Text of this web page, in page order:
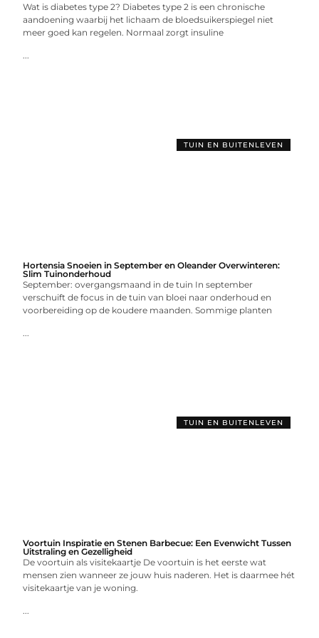
Wat is diabetes type 2? Diabetes type 2 is een chronische
aandoening waarbij het lichaam de bloedsuikerspiegel niet
meer goed kan regelen. Normaal zorgt insuline
...
TUIN EN BUITENLEVEN
Hortensia Snoeien in September en Oleander Overwinteren:
Slim Tuinonderhoud
September: overgangsmaand in de tuin In september
verschuift de focus in de tuin van bloei naar onderhoud en
voorbereiding op de koudere maanden. Sommige planten
...
TUIN EN BUITENLEVEN
Voortuin Inspiratie en Stenen Barbecue: Een Evenwicht Tussen
Uitstraling en Gezelligheid
De voortuin als visitekaartje De voortuin is het eerste wat
mensen zien wanneer ze jouw huis naderen. Het is daarmee hét
visitekaartje van je woning.
...